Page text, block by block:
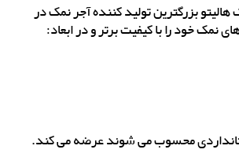
بزرگترین تولید کننده آجر نمک در
نمک خود را با کیفیت برتر و در ابعاد:
محسوب می شوند عرضه می کند.